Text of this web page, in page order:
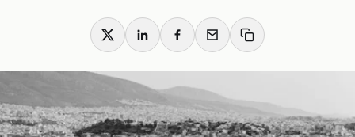
X LinkedInFacebook
Email Copy link